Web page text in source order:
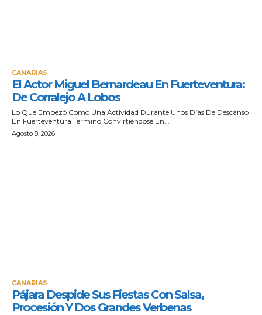
CANARIAS
El Actor Miguel Bernardeau En Fuerteventura:
De Corralejo A Lobos
Lo Que Empezó Como Una Actividad Durante Unos Días De Descanso
En Fuerteventura Terminó Convirtiéndose En...
Agosto 8, 2026
CANARIAS
Pájara Despide Sus Fiestas Con Salsa,
Procesión Y Dos Grandes Verbenas